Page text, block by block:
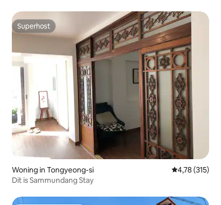
Superhost
Superhost
Woning in Tongyeong-si Gemiddelde
4,78 (315)
Dit is Sammundang Stay